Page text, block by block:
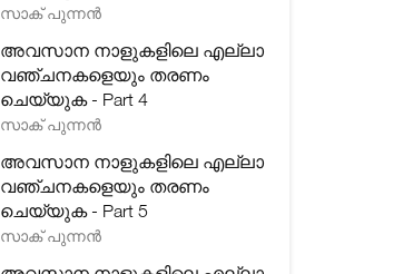
സാക് പുന്നൻ
അവസാന നാളുകളിലെ എല്ലാ
വഞ്ചനകളെയും തരണം
ചെയ്യുക - Part 4
സാക് പുന്നൻ
അവസാന നാളുകളിലെ എല്ലാ
വഞ്ചനകളെയും തരണം
ചെയ്യുക - Part 5
സാക് പുന്നൻ